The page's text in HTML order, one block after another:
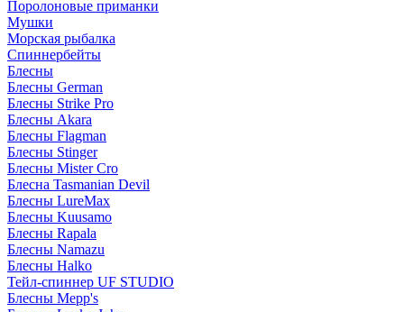
Поролоновые приманки
Мушки
Морская рыбалка
Спиннербейты
Блесны
Блесны German
Блесны Strike Pro
Блесны Akara
Блесны Flagman
Блесны Stinger
Блесны Mister Cro
Блесна Tasmanian Devil
Блесны LureMax
Блесны Kuusamo
Блесны Rapala
Блесны Namazu
Блесны Halko
Тейл-спиннер UF STUDIO
Блесны Mepp's